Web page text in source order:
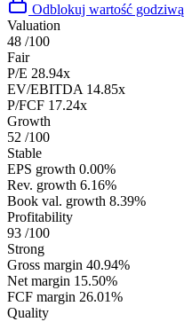
Odblokuj wartość godziwą
Valuation
48 /100
Fair
P/E 28.94x
EV/EBITDA 14.85x
P/FCF 17.24x
Growth
52 /100
Stable
EPS growth 0.00%
Rev. growth 6.16%
Book val. growth 8.39%
Profitability
93 /100
Strong
Gross margin 40.94%
Net margin 15.50%
FCF margin 26.01%
Quality